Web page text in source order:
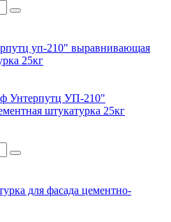
Унтерпутц УП-210"
штукатурка 25кг